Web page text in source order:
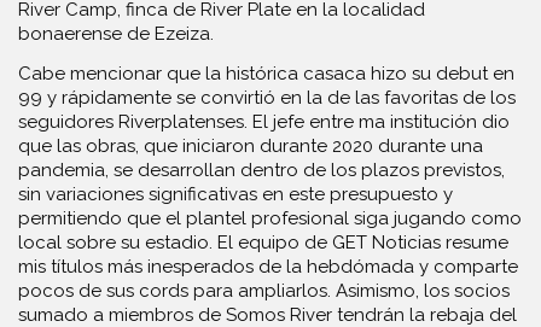
River Camp, finca de River Plate en la localidad
bonaerense de Ezeiza.
Cabe mencionar que la histórica casaca hizo su debut en
99 y rápidamente se convirtió en la de las favoritas de los
seguidores Riverplatenses. El jefe entre ma institución dio
que las obras, que iniciaron durante 2020 durante una
pandemia, se desarrollan dentro de los plazos previstos,
sin variaciones significativas en este presupuesto y
permitiendo que el plantel profesional siga jugando como
local sobre su estadio. El equipo de GET Noticias resume
mis títulos más inesperados de la hebdómada y comparte
pocos de sus cords para ampliarlos. Asimismo, los socios
sumado a miembros de Somos River tendrán la rebaja del